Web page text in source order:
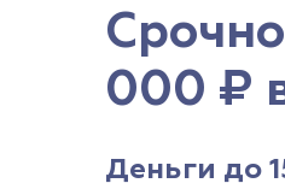
000 ₽
Деньги до